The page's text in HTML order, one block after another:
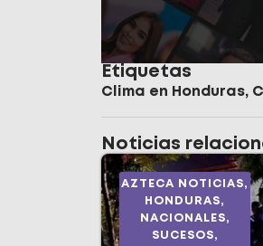
Etiquetas
Clima en Honduras,
Noticias
AZTECA NOTICIAS,
HONDURAS,
NACIONALES,
SUCESOS,